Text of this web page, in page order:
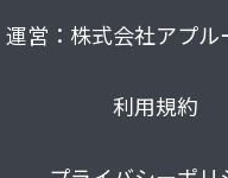
運営：株式会社アプル
利用規約